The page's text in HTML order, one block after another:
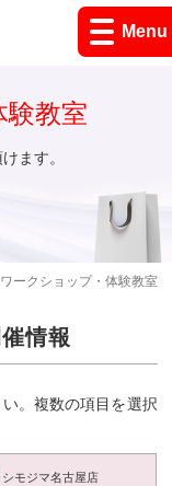
Menu
ークショップ・体験教室
験教室
ます。
情報
。複数の項目を選択
シモジマ名古屋店